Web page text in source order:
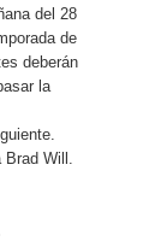
del 28
de
deberán
la
Will.